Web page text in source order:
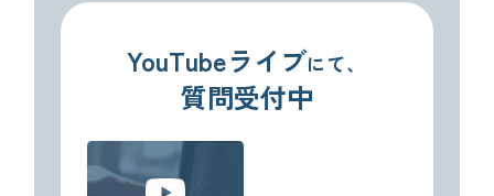
YouTubeライブにて、
質問受付中